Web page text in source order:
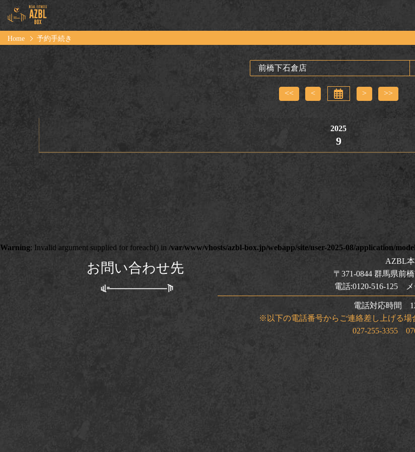
Home 予約手続き
<< < > >>
2025
9
Warning: Invalid argument supplied for foreach() in /var/www/vhosts/azbl-box.jp/webapp/site/user-2025-08/application/
お問い合わせ先
AZBL
〒371-0844 群馬県前
電話:0120-516-125 メ
電話対応時間
※以下の電話番号からご連絡差し上げる場
027-255-3355